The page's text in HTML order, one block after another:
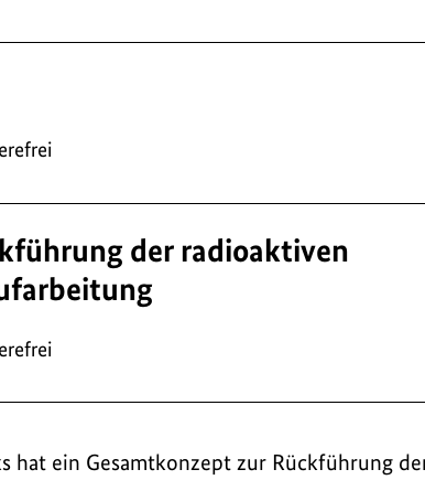
der radioaktiven
hat ein Gesamtkonzept zur Rückführung